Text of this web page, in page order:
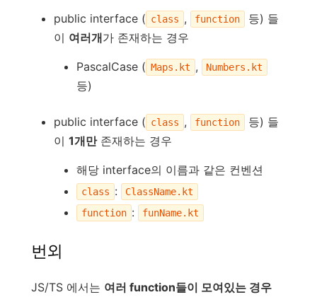
public interface ( class , function
등) 들
이 여러개가 존재하는 경우
PascalCase ( Maps.kt , Numbers.kt
등)
public interface ( class , function
등) 들
이 1개만존재하는 경우
해당 interface의 이름과 같은 컨벤션
class :
ClassName.kt
function : funName.kt
번외
JS/TS 에서는 여러 function들이 모여있는 경우